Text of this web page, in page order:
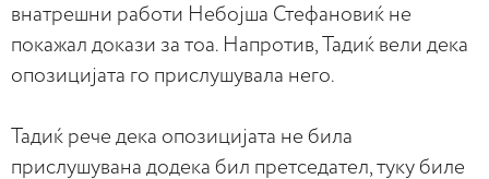
внатрешни работи Небојша Стефановиќ не
покажал докази за тоа. Напротив, Тадиќ вели дека
опозицијата го прислушувала него.
Тадиќ рече дека опозицијата не била
прислушувана додека бил претседател, туку биле